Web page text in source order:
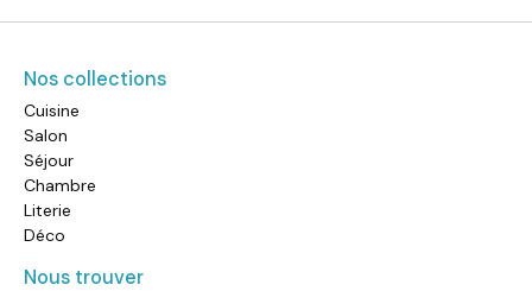
Nos collections
Cuisine
Salon
Séjour
Chambre
Literie
Déco
Nous trouver